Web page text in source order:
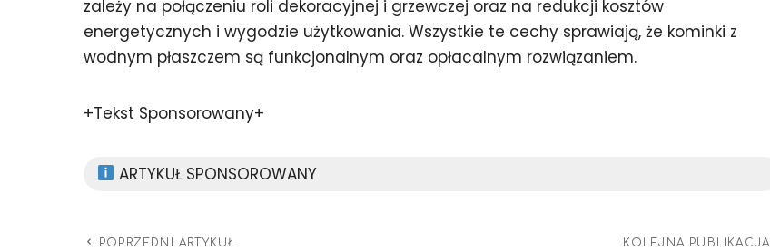
zależy na połączeniu roli dekoracyjnej i grzewczej oraz na redukcji kosztów
energetycznych i wygodzie użytkowania. Wszystkie te cechy sprawiają, że kominki z
wodnym płaszczem są funkcjonalnym oraz opłacalnym rozwiązaniem.
+Tekst Sponsorowany+
ARTYKUŁ SPONSOROWANY
POPRZEDNI ARTYKUŁ KOLEJNA PUBLIKACJA